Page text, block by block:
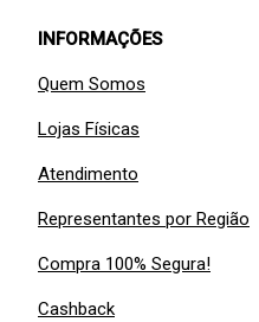
INFORMAÇÕES
Quem Somos
Lojas Físicas
Atendimento
Representantes por Região
Compra 100% Segura!
Cashback